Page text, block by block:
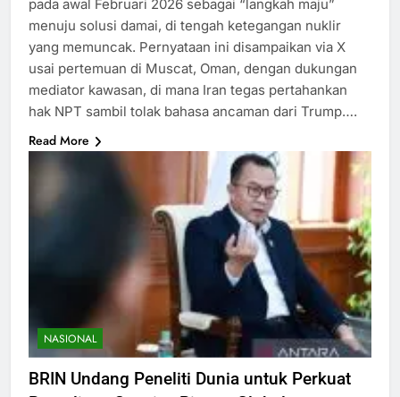
pada awal Februari 2026 sebagai “langkah maju”
menuju solusi damai, di tengah ketegangan nuklir
yang memuncak.​ Pernyataan ini disampaikan via X
usai pertemuan di Muscat, Oman, dengan dukungan
mediator kawasan, di mana Iran tegas pertahankan
hak NPT sambil tolak bahasa ancaman dari Trump….
Read More
NASIONAL
BRIN Undang Peneliti Dunia untuk Perkuat